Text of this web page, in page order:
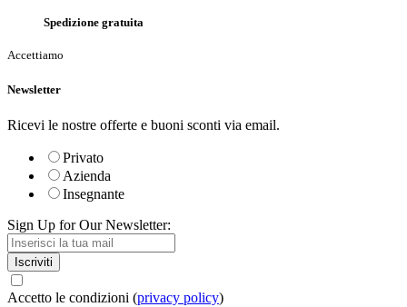
Spedizione gratuita
Accettiamo
Newsletter
Ricevi le nostre offerte e buoni sconti via email.
Privato
Azienda
Insegnante
Sign Up for Our Newsletter:
Iscriviti
Accetto le condizioni (privacy policy)